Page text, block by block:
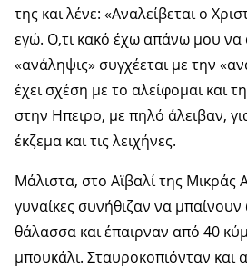
της και λένε: «Αναλείβεται ο
εγώ. Ο,τι κακό έχω απάνω μου να
«ανάληψις» συγχέεται με την
έχει σχέση με το αλείφομαι και
στην Ηπειρο, με πηλό άλειβαν,
έκζεμα και τις λειχήνες.
Μάλιστα, στο Αϊβαλί της Μικράς
γυναίκες συνήθιζαν να
θάλασσα και έπαιρναν από 40
μπουκάλι. Σταυροκοπιόνταν και